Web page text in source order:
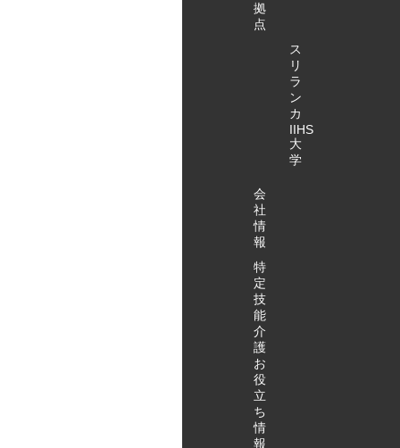
拠
点
ス
リ
ラ
ン
カ
IIHS
大
学
会
社
情
報
特
定
技
能
介
護
お
役
立
ち
情
報